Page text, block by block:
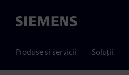
Siemens
Produse si servicii Soluții